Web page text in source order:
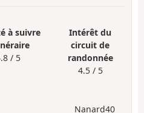
à suivre
/ 5
Intérêt du
circuit de
randonnée
4.5 / 5
Nanard40